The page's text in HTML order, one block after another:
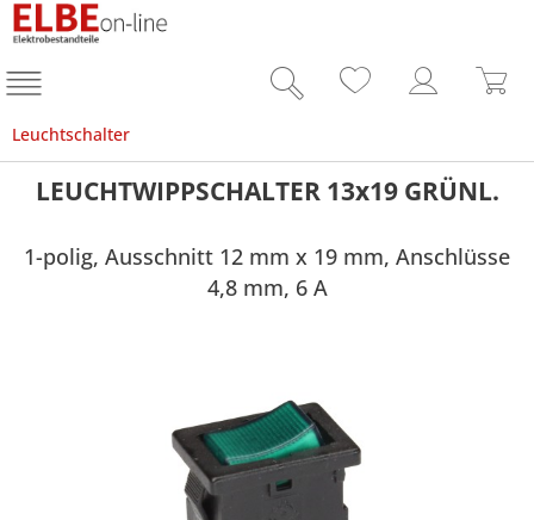
Leuchtschalter
LEUCHTWIPPSCHALTER 13x19 GRÜNL.
1-polig, Ausschnitt 12 mm x 19 mm, Anschlüsse
4,8 mm, 6 A